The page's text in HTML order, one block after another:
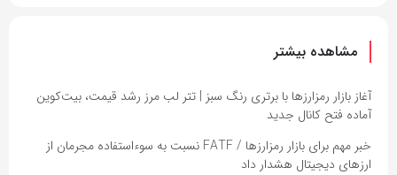
مشاهده بیشتر
آغاز بازار رمزارزها با برتری رنگ سبز | تتر لب مرز رشد قیمت، بیت‌کوین
آماده فتح کانال جدید
خبر مهم برای بازار رمزارزها / FATF نسبت به سوءاستفاده مجرمان از
ارزهای دیجیتال هشدار داد